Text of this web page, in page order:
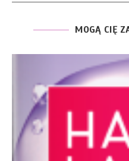
MOGĄ CIĘ